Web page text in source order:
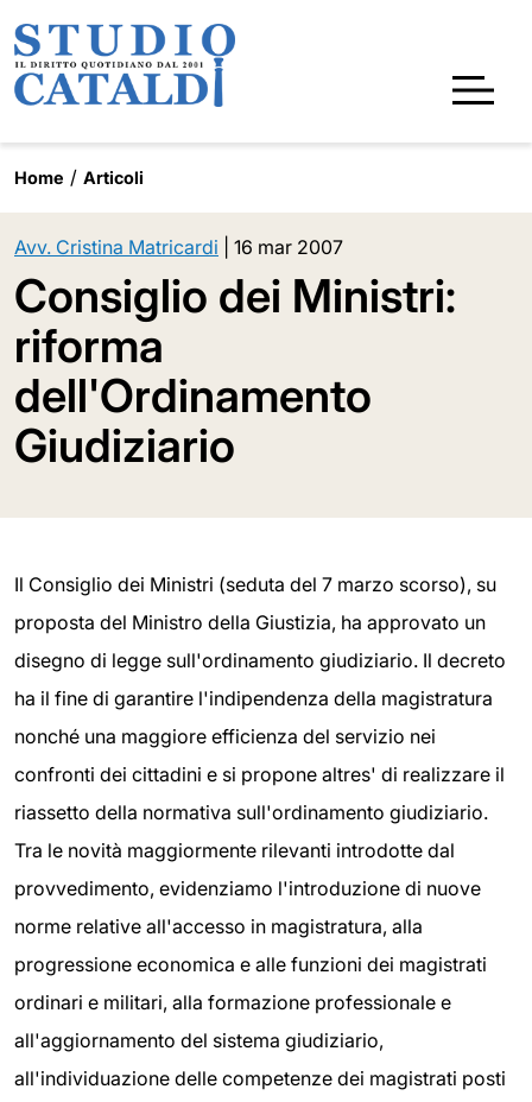
Home Articoli
Avv. Cristina Matricardi 16 mar 2007
Consiglio dei Ministri:
riforma
dell'Ordinamento
Giudiziario
Il Consiglio dei Ministri (seduta del 7 marzo scorso), su
proposta del Ministro della Giustizia, ha approvato un
disegno di legge sull'ordinamento giudiziario. Il decreto
ha il fine di garantire l'indipendenza della magistratura
nonché una maggiore efficienza del servizio nei
confronti dei cittadini e si propone altres' di realizzare il
riassetto della normativa sull'ordinamento giudiziario.
Tra le novità maggiormente rilevanti introdotte dal
provvedimento, evidenziamo l'introduzione di nuove
norme relative all'accesso in magistratura, alla
progressione economica e alle funzioni dei magistrati
ordinari e militari, alla formazione professionale e
all'aggiornamento del sistema giudiziario,
all'individuazione delle competenze dei magistrati posti